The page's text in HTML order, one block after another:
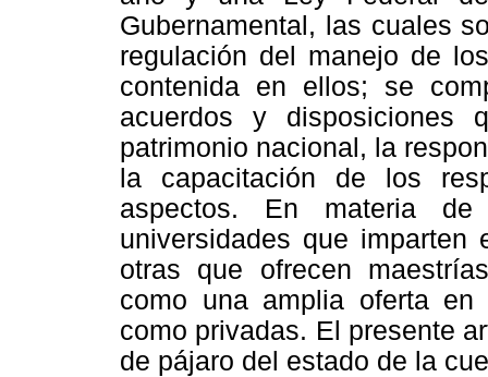
Gubernamental, las cuales
regulación del manejo de
contenida en ellos; se
acuerdos y disposiciones
patrimonio nacional, la
la capacitación de los
aspectos. En materia
universidades que
otras que ofrecen
como una amplia oferta
como privadas. El presente
de pájaro del estado de la